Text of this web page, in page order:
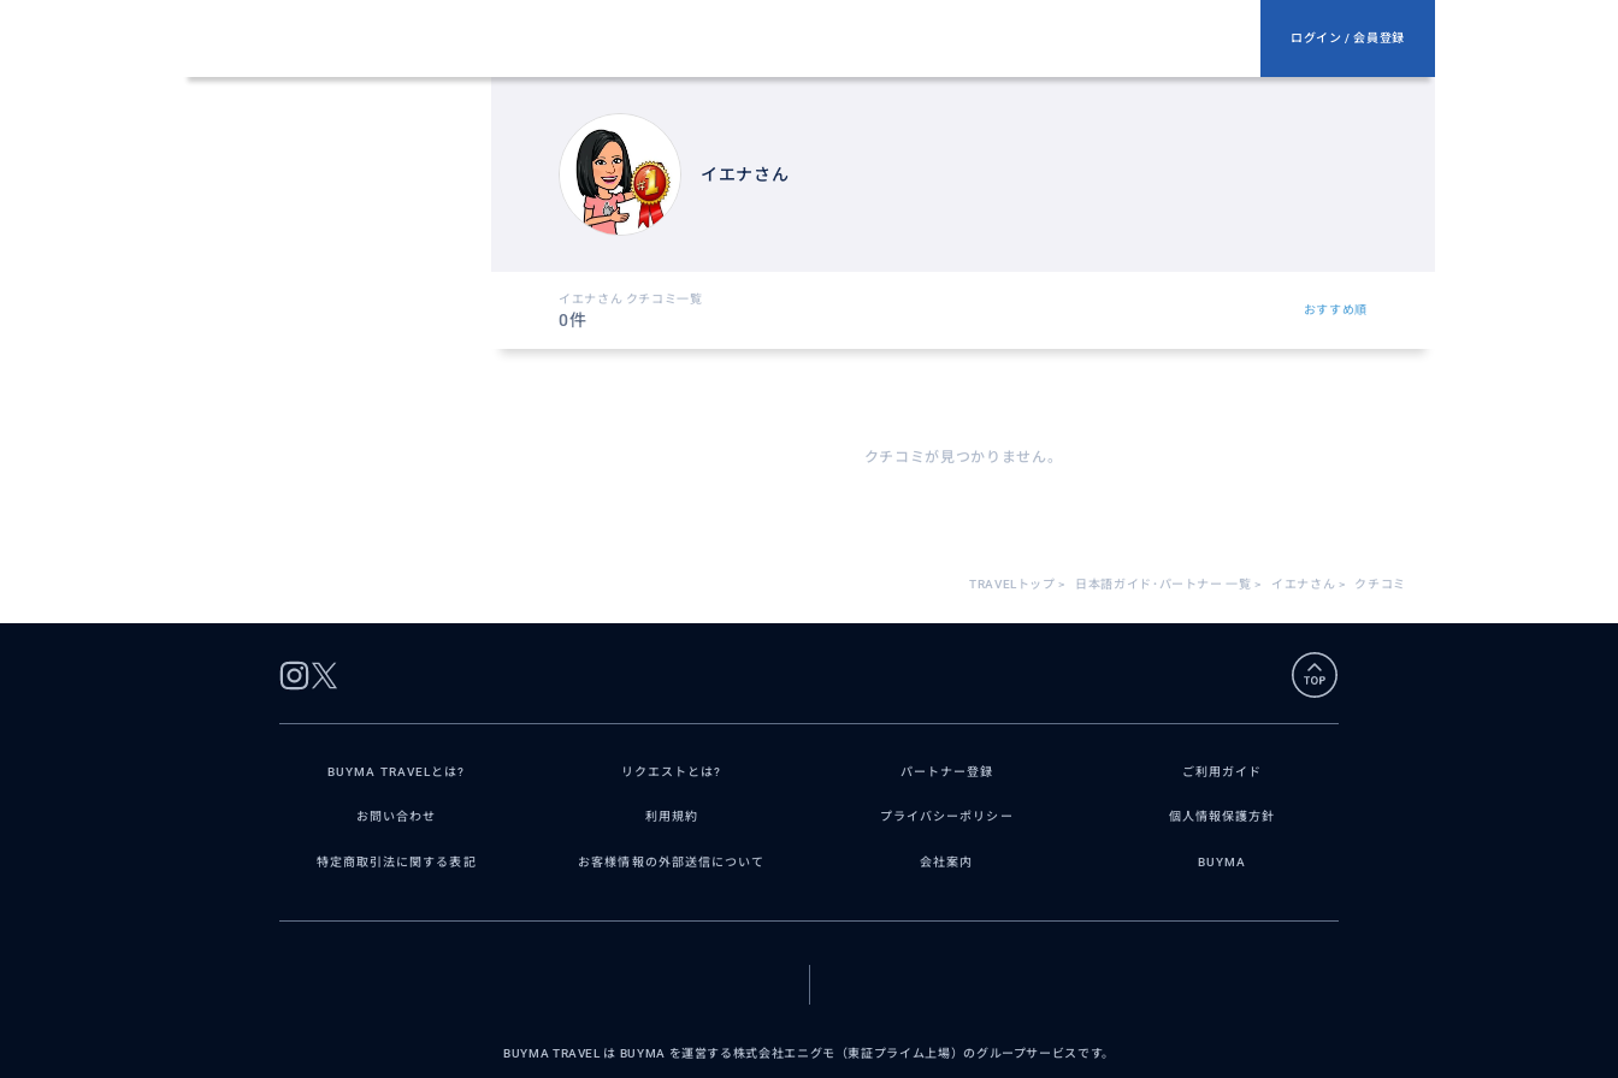
ログイン / 会員登録
イエナさん
イエナさん クチコミ一覧
0件
おすすめ順
クチコミが見つかりません。
TRAVELトップ > 日本語ガイド･パートナー 一覧 > イエナさん > クチコミ
BUYMA TRAVELとは? リクエストとは? パートナー登録 ご利用ガイド
お問い合わせ 利用規約 プライバシーポリシー 個人情報保護方針
特定商取引法に関する表記 お客様情報の外部送信について 会社案内 BUYMA
BUYMA TRAVEL は BUYMA を運営する株式会社エニグモ（東証プライム上場）のグループサービスです。